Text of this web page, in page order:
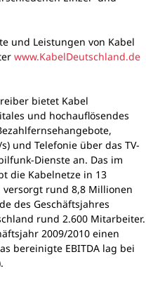
und Leistungen von Kabel
www.KabelDeutschland.de
bietet Kabel
und hochauflösendes
und Telefonie über das TV-
Dienste an. Das im
die Kabelnetze in 13
rund 8,8 Millionen
des Geschäftsjahres
rund 2.600 Mitarbeiter.
2009/2010 einen
bereinigte EBITDA lag bei